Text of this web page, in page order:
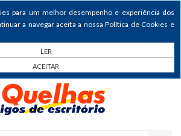
para um melhor desempenho e experiência dos
a navegar aceita a nossa Política de Cookies e
LER
ACEITAR